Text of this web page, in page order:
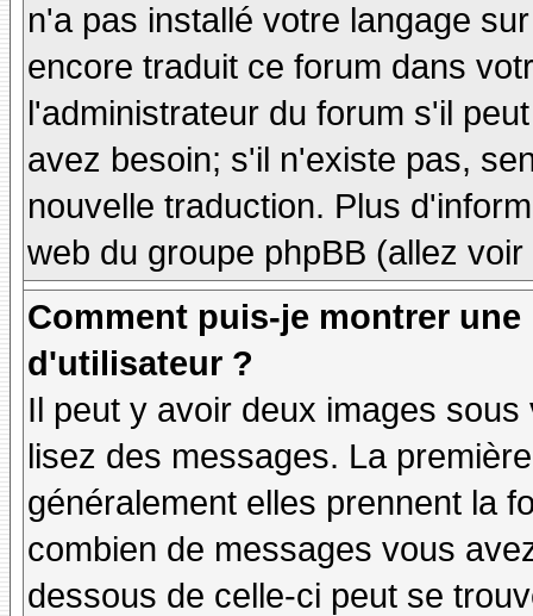
n'a pas installé votre langage
encore traduit ce forum dans
l'administrateur du forum s'il
avez besoin; s'il n'existe pas,
nouvelle traduction. Plus
web du groupe phpBB (allez
Comment puis-je montrer
d'utilisateur ?
Il peut y avoir deux images
lisez des messages. La
généralement elles prennent la
combien de messages vous
dessous de celle-ci peut se